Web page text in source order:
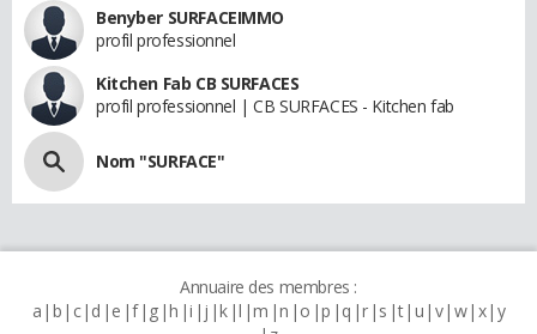
Benyber SURFACEIMMO
profil professionnel
Kitchen Fab CB SURFACES
profil professionnel | CB SURFACES - Kitchen fab
Nom "SURFACE"
Annuaire des membres :
a b c d e f g h i j k l m n o p q r s t u v w x y